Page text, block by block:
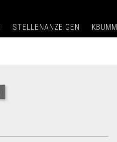
STELLENANZEIGEN KBUMM